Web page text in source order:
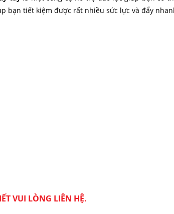
bạn tiết kiệm được rất nhiều sức lực và đẩy
VUI LÒNG LIÊN HỆ.